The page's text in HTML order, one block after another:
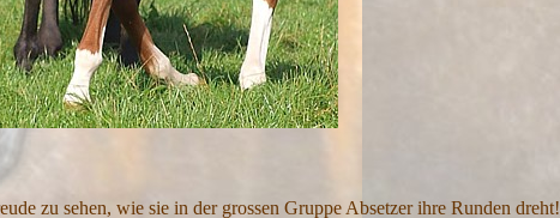
zu sehen, wie sie in der grossen Gruppe Absetzer ihre Runden dreht!